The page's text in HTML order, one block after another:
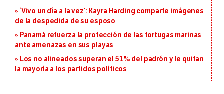
‘Vivo un día a la vez’: Kayra Harding comparte imágenes
de la despedida de su esposo
Panamá refuerza la protección de las tortugas marinas
ante amenazas en sus playas
Los no alineados superan el 51% del padrón y le quitan
la mayoría a los partidos políticos